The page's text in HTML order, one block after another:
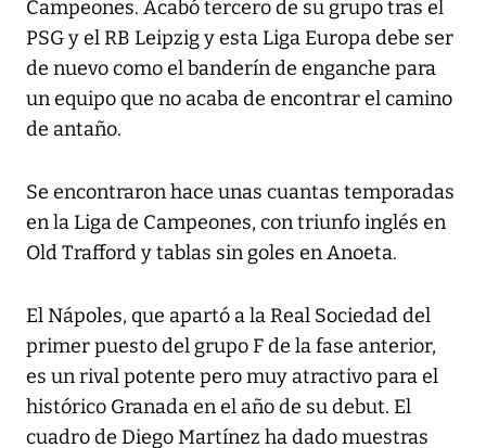
Campeones. Acabó tercero de su grupo tras el
PSG y el RB Leipzig y esta Liga Europa debe ser
de nuevo como el banderín de enganche para
un equipo que no acaba de encontrar el camino
de antaño.
Se encontraron hace unas cuantas temporadas
en la Liga de Campeones, con triunfo inglés en
Old Trafford y tablas sin goles en Anoeta.
El Nápoles, que apartó a la Real Sociedad del
primer puesto del grupo F de la fase anterior,
es un rival potente pero muy atractivo para el
histórico Granada en el año de su debut. El
cuadro de Diego Martínez ha dado muestras